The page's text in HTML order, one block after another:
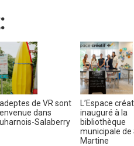
de VR sont
dans
Salaberry
L’Espace
inauguré à la
bibliothèque
municipale de
Martine